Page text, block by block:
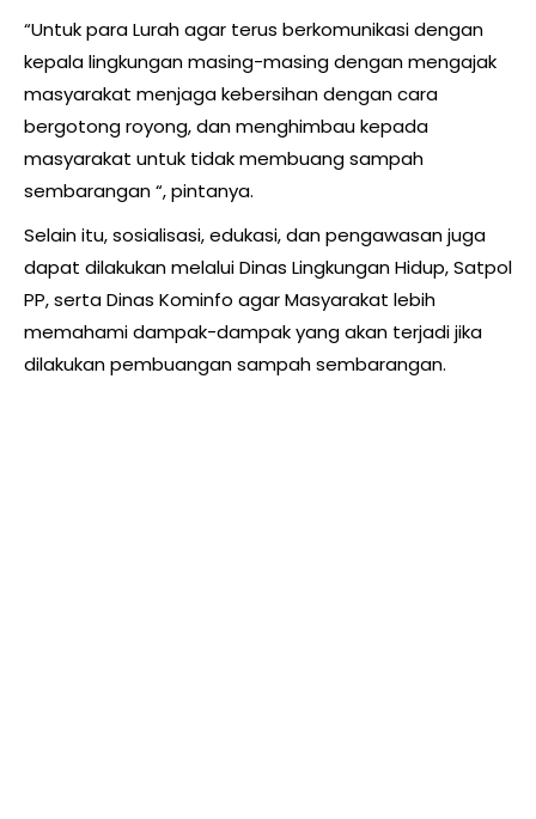
“Untuk para Lurah agar terus berkomunikasi dengan
kepala lingkungan masing-masing dengan mengajak
masyarakat menjaga kebersihan dengan cara
bergotong royong, dan menghimbau kepada
masyarakat untuk tidak membuang sampah
sembarangan “, pintanya.
Selain itu, sosialisasi, edukasi, dan pengawasan juga
dapat dilakukan melalui Dinas Lingkungan Hidup, Satpol
PP, serta Dinas Kominfo agar Masyarakat lebih
memahami dampak-dampak yang akan terjadi jika
dilakukan pembuangan sampah sembarangan.